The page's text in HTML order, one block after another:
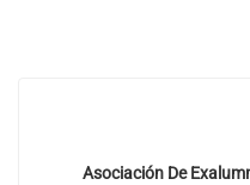
Asociación De